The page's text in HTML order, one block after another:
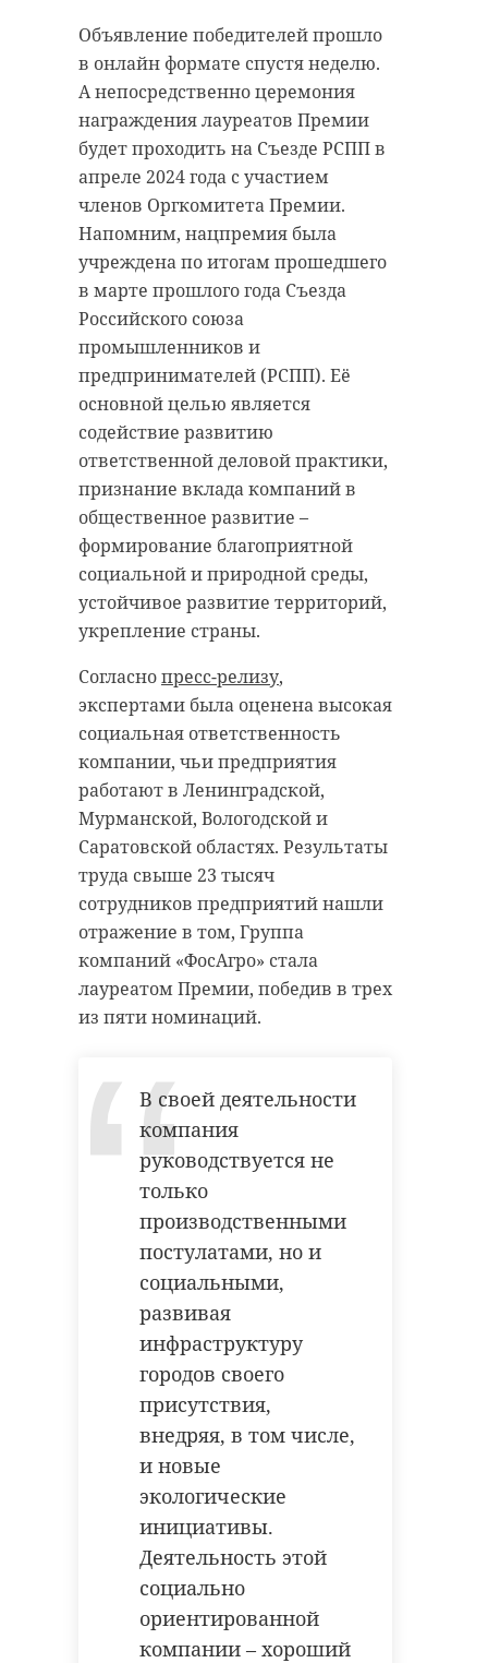
Объявление победителей прошло
в онлайн формате спустя неделю.
А непосредственно церемония
награждения лауреатов Премии
будет проходить на Съезде РСПП в
апреле 2024 года с участием
членов Оргкомитета Премии.
Напомним, нацпремия была
учреждена по итогам прошедшего
в марте прошлого года Съезда
Российского союза
промышленников и
предпринимателей (РСПП). Её
основной целью является
содействие развитию
ответственной деловой практики,
признание вклада компаний в
общественное развитие –
формирование благоприятной
социальной и природной среды,
устойчивое развитие территорий,
укрепление страны.
Согласнопресс-релизу,
экспертами была оценена высокая
социальная ответственность
компании, чьи предприятия
работают в Ленинградской,
Мурманской, Вологодской и
Саратовской областях. Результаты
труда свыше 23 тысяч
сотрудников предприятий нашли
отражение в том, Группа
компаний «ФосАгро» стала
лауреатом Премии, победив в трех
из пяти номинаций.
В своей деятельности
компания
руководствуется не
только
производственными
постулатами, но и
социальными,
развивая
инфраструктуру
городов своего
присутствия,
внедряя, в том числе,
и новые
экологические
инициативы.
Деятельность этой
социально
ориентированной
компании – хороший
Об этом в среду, 7 февраля,
сообщают "Охотники за северным
сиянием" в своем канале
@aurora_hunter в Telegram.
Ориентировочно воздействие
выброса на Землю ждут в ночь с
10 на 11 февраля. Ожидается около
Кп3-4: северные сияния будут в
Заполярье, на более южных
широтах - на северном горизонте.
Согласно данным Лаборатории
солнечной астрономии (ИКИ РАН
и ИСЗФ СО РАН), магнитные бури
ожидаются только 3 марта.
!видео магнитные бури
Поделиться статьей:
РЕКОМЕНДУЕМ
Астрономы
рассказали о
взрыве "мертвого
пятна" на Солнце
12 апреля 2022, 12:29
обязанностей получил травмы
головы, груди и живота,
осложнившиеся травматическим
шоком. От полученный увечий
потерпевший скончался.
Причиной несчастного случая
стали несоблюдение требований
промышленной безопасности,
допуск к работе
неквалифицированных
сотрудников, а также
неудовлетворительное
содержание рабочего места и
недостаток в организации
производства работ.
Прокуратура направила в суд
исковое заявление с требований
взыскать с работодателя
компенсацию морального вреда.
Требования удовлетворены в
полном объеме. Близким
миллионов рублей.
Фото: freepik
кингисеппский район
прокуратура
Поделиться статьей: